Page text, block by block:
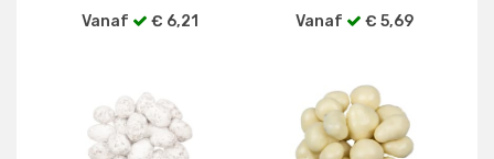
Vanaf € 6,21 Vanaf € 5,69